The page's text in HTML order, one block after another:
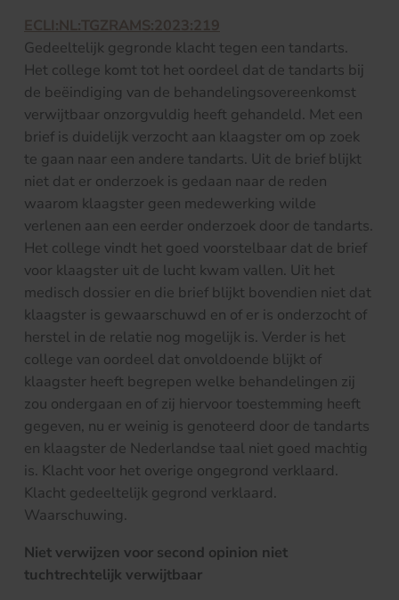
ECLI:NL:TGZRAMS:2023:219
Gedeeltelijk gegronde klacht tegen een tandarts.
Het college komt tot het oordeel dat de tandarts bij
de beëindiging van de behandelingsovereenkomst
verwijtbaar onzorgvuldig heeft gehandeld. Met een
brief is duidelijk verzocht aan klaagster om op zoek
te gaan naar een andere tandarts. Uit de brief blijkt
niet dat er onderzoek is gedaan naar de reden
waarom klaagster geen medewerking wilde
verlenen aan een eerder onderzoek door de tandarts.
Het college vindt het goed voorstelbaar dat de brief
voor klaagster uit de lucht kwam vallen. Uit het
medisch dossier en die brief blijkt bovendien niet dat
klaagster is gewaarschuwd en of er is onderzocht of
herstel in de relatie nog mogelijk is. Verder is het
college van oordeel dat onvoldoende blijkt of
klaagster heeft begrepen welke behandelingen zij
zou ondergaan en of zij hiervoor toestemming heeft
gegeven, nu er weinig is genoteerd door de tandarts
en klaagster de Nederlandse taal niet goed machtig
is. Klacht voor het overige ongegrond verklaard.
Klacht gedeeltelijk gegrond verklaard.
Waarschuwing.
Niet verwijzen voor second opinion niet
tuchtrechtelijk verwijtbaar